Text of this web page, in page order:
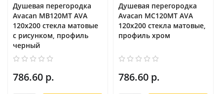
Душевая перегородка
Avacan MB120MT AVA
120x200 стекла матовые
с рисунком, профиль
черный
786.60 р.
Душевая перегородка
Avacan MC120MT AVA
120x200 стекла матовые,
профиль хром
786.60 р.